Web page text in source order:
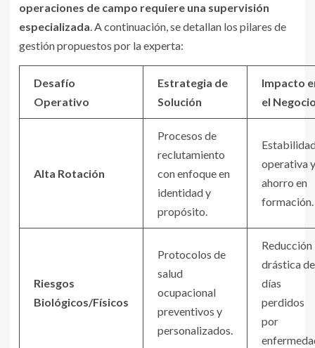
operaciones de campo requiere una supervisión
especializada. A continuación, se detallan los pilares de
gestión propuestos por la experta:
Desafío
Operativo
Estrategia de
Solución
Impacto
el
Alta Rotación
Procesos de
reclutamiento
con enfoque en
identidad y
propósito.
operativa y
ahorro en
formación.
Riesgos
Biológicos/Físicos
Protocolos de
salud
ocupacional
preventivos y
personalizados.
Reducción
drástica de
días
perdidos
por